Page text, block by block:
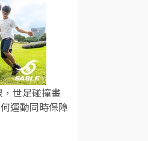
世足碰撞畫
運動同時保障